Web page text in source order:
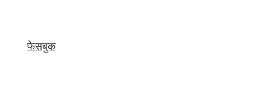
फेसबुक